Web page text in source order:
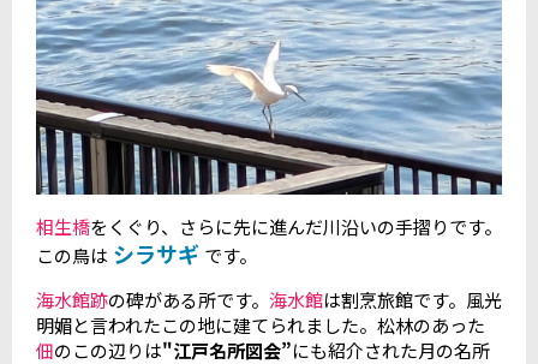
相生橋をくぐり、さらに先に進んだ川沿いの手摺りです。
この鳥は シラサギ です。
海水館跡の碑がある所です。 海水館は割烹旅館です。風光
明媚と言われたこの地に建てられました。松林のあった
佃のこの辺りは"江戸名所図会”にも紹介された月の名所